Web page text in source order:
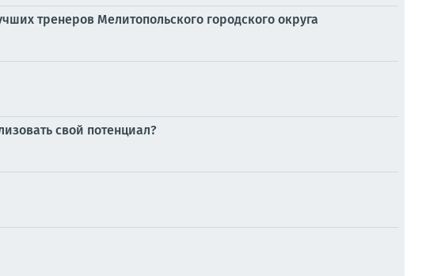
тренеров Мелитопольского городского округа
свой потенциал?